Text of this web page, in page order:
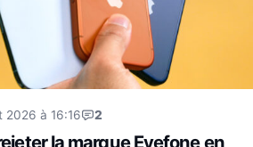
2026 à 16:16 2
la marque Eyefone en